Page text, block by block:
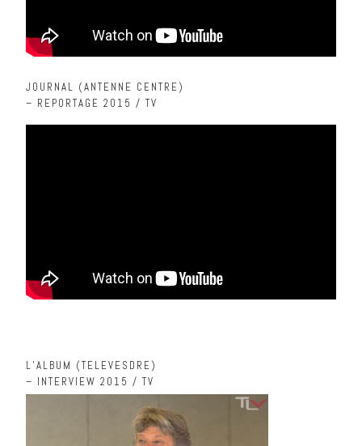
JOURNAL (ANTENNE CENTRE)
– REPORTAGE 2015 / TV
L’ALBUM (TELEVESDRE)
– INTERVIEW 2015 / TV